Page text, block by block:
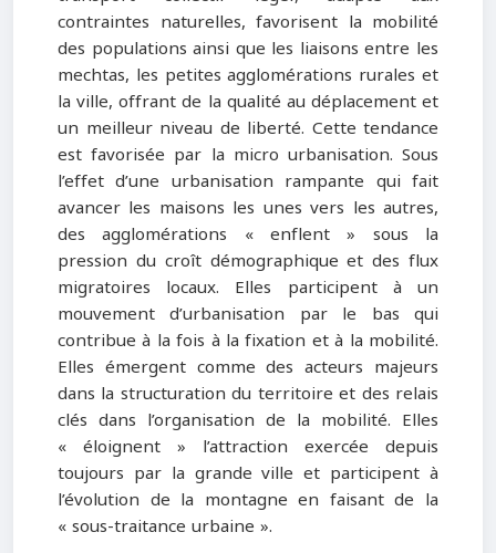
contraintes naturelles, favorisent la mobilité
des populations ainsi que les liaisons entre les
mechtas, les petites agglomérations rurales et
la ville, offrant de la qualité au déplacement et
un meilleur niveau de liberté. Cette tendance
est favorisée par la micro urbanisation. Sous
l’effet d’une urbanisation rampante qui fait
avancer les maisons les unes vers les autres,
des agglomérations « enflent » sous la
pression du croît démographique et des flux
migratoires locaux. Elles participent à un
mouvement d’urbanisation par le bas qui
contribue à la fois à la fixation et à la mobilité.
Elles émergent comme des acteurs majeurs
dans la structuration du territoire et des relais
clés dans l’organisation de la mobilité. Elles
« éloignent » l’attraction exercée depuis
toujours par la grande ville et participent à
l’évolution de la montagne en faisant de la
« sous-traitance urbaine ».